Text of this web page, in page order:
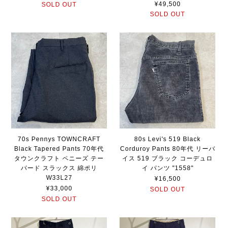
SOLD OUT
¥49,500
SOLD OUT
70s Pennys TOWNCRAFT
Black Tapered Pants 70年代
タウンクラフト ペニーズ テー
パード スラックス 綿ポリ
W33L27
¥33,000
SOLD OUT
80s Levi's 519 Black
Corduroy Pants 80年代 リーバ
イス 519 ブラック コーデュロ
イ パンツ "1558"
¥16,500
SOLD OUT